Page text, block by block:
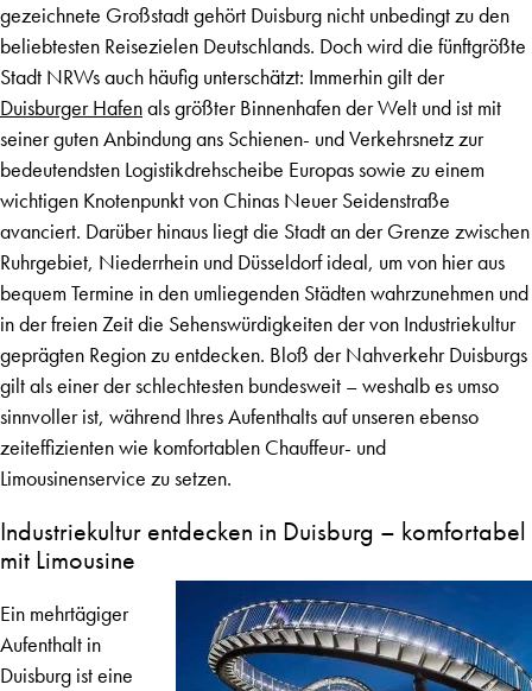
gezeichnete Großstadt gehört Duisburg nicht unbedingt zu den
beliebtesten Reisezielen Deutschlands. Doch wird die fünftgrößte
Stadt NRWs auch häufig unterschätzt: Immerhin gilt der
Duisburger Hafenals größter Binnenhafen der Welt und ist mit
seiner guten Anbindung ans Schienen- und Verkehrsnetz zur
bedeutendsten Logistikdrehscheibe Europas sowie zu einem
wichtigen Knotenpunkt von Chinas Neuer Seidenstraße
avanciert. Darüber hinaus liegt die Stadt an der Grenze zwischen
Ruhrgebiet, Niederrhein und Düsseldorf ideal, um von hier aus
bequem Termine in den umliegenden Städten wahrzunehmen und
in der freien Zeit die Sehenswürdigkeiten der von Industriekultur
geprägten Region zu entdecken. Bloß der Nahverkehr Duisburgs
gilt als einer der schlechtesten bundesweit – weshalb es umso
sinnvoller ist, während Ihres Aufenthalts auf unseren ebenso
zeiteffizienten wie komfortablen Chauffeur- und
Limousinenservice zu setzen.
Industriekultur entdecken in Duisburg – komfortabel
mit Limousine
Ein mehrtägiger
Aufenthalt in
Duisburg ist eine